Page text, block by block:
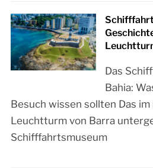
Das
Bahia:
Besuch wissen sollten Das
Leuchtturm von Barra
Schifffahrtsmuseum